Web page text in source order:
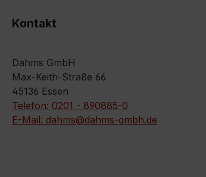
Kontakt
Dahms GmbH
Max-Keith-Straße 66
45136 Essen
Telefon: 0201 - 890885-0
E-Mail: dahms@dahms-gmbh.de